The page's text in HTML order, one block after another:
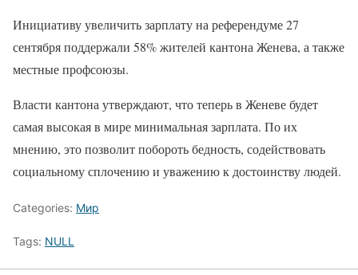
Инициативу увеличить зарплату на референдуме 27
сентября поддержали 58% жителей кантона Женева, а также
местные профсоюзы.
Власти кантона утверждают, что теперь в Женеве будет
самая высокая в мире минимальная зарплата. По их
мнению, это позволит побороть бедность, содействовать
социальному сплочению и уважению к достоинству людей.
Categories: Мир
Tags: NULL